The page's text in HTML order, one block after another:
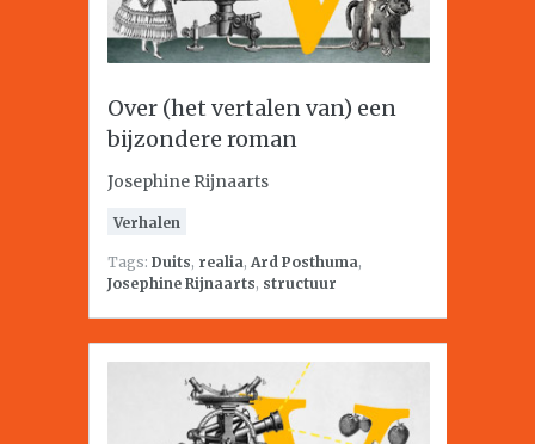
Over (het vertalen van) een
bijzondere roman
Josephine Rijnaarts
Verhalen
Tags: Duits, realia, Ard Posthuma,
Josephine Rijnaarts, structuur